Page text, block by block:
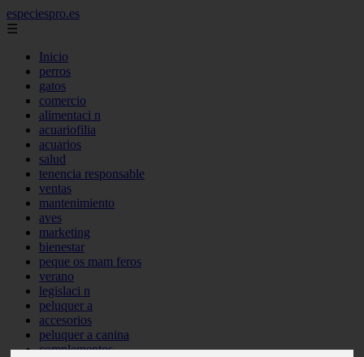
especiespro.es
☰
Inicio
perros
gatos
comercio
alimentaci n
acuariofilia
acuarios
salud
tenencia responsable
ventas
mantenimiento
aves
marketing
bienestar
peque os mam feros
verano
legislaci n
peluquer a
accesorios
peluquer a canina
complementos